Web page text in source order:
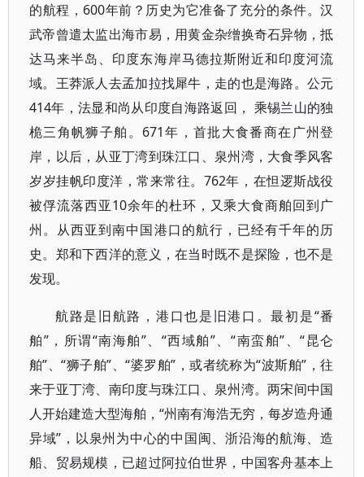
的航程，600年前？历史为它准备了充分的条件。汉
武帝曾遣太监出海市易，用黄金杂缯换奇石异物，抵
达马来半岛、印度东海岸马德拉斯附近和印度河流
域。王莽派人去孟加拉找犀牛，走的也是海路。公元
414年，法显和尚从印度自海路返回， 乘锡兰山的独
桅三角帆狮子舶。671年，首批大食番商在广州登
岸，以后，从亚丁湾到珠江口、泉州湾，大食季风客
岁岁挂帆印度洋，常来常往。762年，在怛逻斯战役
被俘流落西亚10余年的杜环，又乘大食商舶回到广
州。从西亚到南中国港口的航行，已经有千年的历
史。郑和下西洋的意义，在当时既不是探险，也不是
发现。
航路是旧航路，港口也是旧港口。最初是“番
舶”，所谓“南海舶”、“西域舶”、“南蛮舶”、“昆仑
舶”、“狮子舶”、“婆罗舶”，或者统称为“波斯舶”，往
来于亚丁湾、南印度与珠江口、泉州湾。两宋间中国
人开始建造大型海舶，“州南有海浩无穷，每岁造舟通
异域”，以泉州为中心的中国闽、浙沿海的航海、造
船、贸易规模，已超过阿拉伯世界，中国客舟基本上